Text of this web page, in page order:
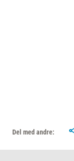
Del med andre: